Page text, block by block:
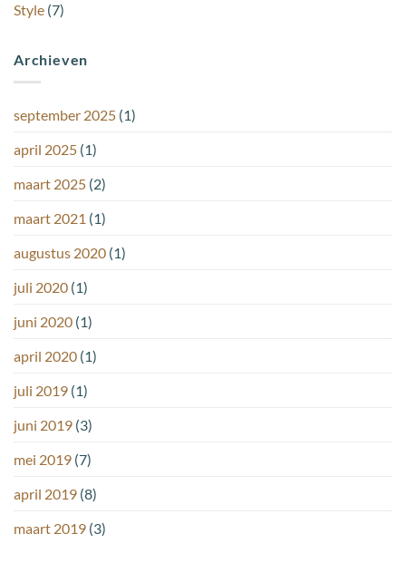
Style (7)
Archieven
september 2025 (1)
april 2025 (1)
maart 2025 (2)
maart 2021 (1)
augustus 2020 (1)
juli 2020 (1)
juni 2020 (1)
april 2020 (1)
juli 2019 (1)
juni 2019 (3)
mei 2019 (7)
april 2019 (8)
maart 2019 (3)